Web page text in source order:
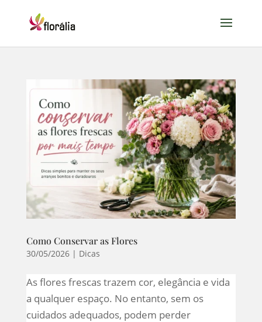
Como Conservar as Flores
30/05/2026| Dicas
As flores frescas trazem cor, elegância e vida
a qualquer espaço. No entanto, sem os
cuidados adequados, podem perder